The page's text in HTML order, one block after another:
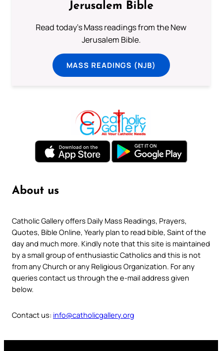
Jerusalem Bible
Read today's Mass readings from the New
Jerusalem Bible.
MASS READINGS (NJB)
About us
Catholic Gallery offers Daily Mass Readings, Prayers,
Quotes, Bible Online, Yearly plan to read bible, Saint of the
day and much more. Kindly note that this site is maintained
by a small group of enthusiastic Catholics and this is not
from any Church or any Religious Organization. For any
queries contact us through the e-mail address given
below.
Contact us: info@catholicgallery.org